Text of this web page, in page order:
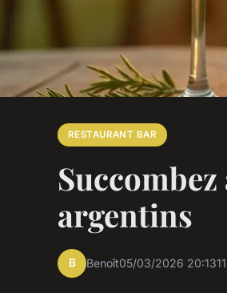
RESTAURANT BAR
argentins
B Benoît05/03/2026 20:13